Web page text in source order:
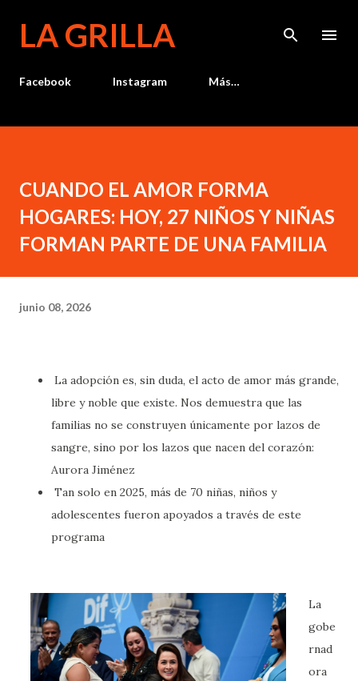
LA GRILLA
Facebook Instagram Más…
CUANDO EL AMOR FORMA
HOGARES: HOY, 27 NIÑOS Y NIÑAS
FORMAN PARTE DE UNA FAMILIA
junio 08, 2026
La adopción es, sin duda, el acto de amor más grande,
libre y noble que existe. Nos demuestra que las
familias no se construyen únicamente por lazos de
sangre, sino por los lazos que nacen del corazón:
Aurora Jiménez
Tan solo en 2025, más de 70 niñas, niños y
adolescentes fueron apoyados a través de este
programa
La
gobe
rnad
ora